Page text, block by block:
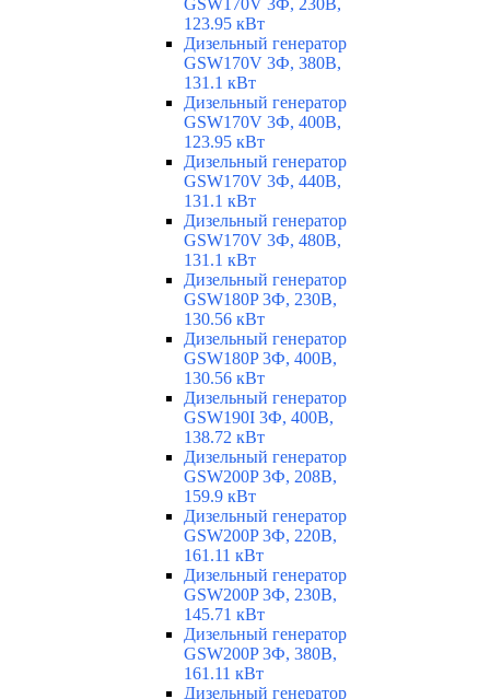
GSW170V 3Ф, 230В,
123.95 кВт
Дизельный генератор
GSW170V 3Ф, 380В,
131.1 кВт
Дизельный генератор
GSW170V 3Ф, 400В,
123.95 кВт
Дизельный генератор
GSW170V 3Ф, 440В,
131.1 кВт
Дизельный генератор
GSW170V 3Ф, 480В,
131.1 кВт
Дизельный генератор
GSW180P 3Ф, 230В,
130.56 кВт
Дизельный генератор
GSW180P 3Ф, 400В,
130.56 кВт
Дизельный генератор
GSW190I 3Ф, 400В,
138.72 кВт
Дизельный генератор
GSW200P 3Ф, 208В,
159.9 кВт
Дизельный генератор
GSW200P 3Ф, 220В,
161.11 кВт
Дизельный генератор
GSW200P 3Ф, 230В,
145.71 кВт
Дизельный генератор
GSW200P 3Ф, 380В,
161.11 кВт
Дизельный генератор